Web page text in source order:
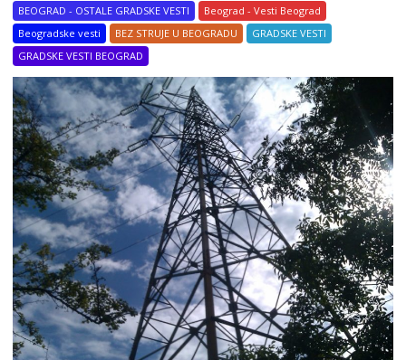
BEOGRAD - OSTALE GRADSKE VESTI
Beograd - Vesti Beograd
Beogradske vesti
BEZ STRUJE U BEOGRADU
GRADSKE VESTI
GRADSKE VESTI BEOGRAD